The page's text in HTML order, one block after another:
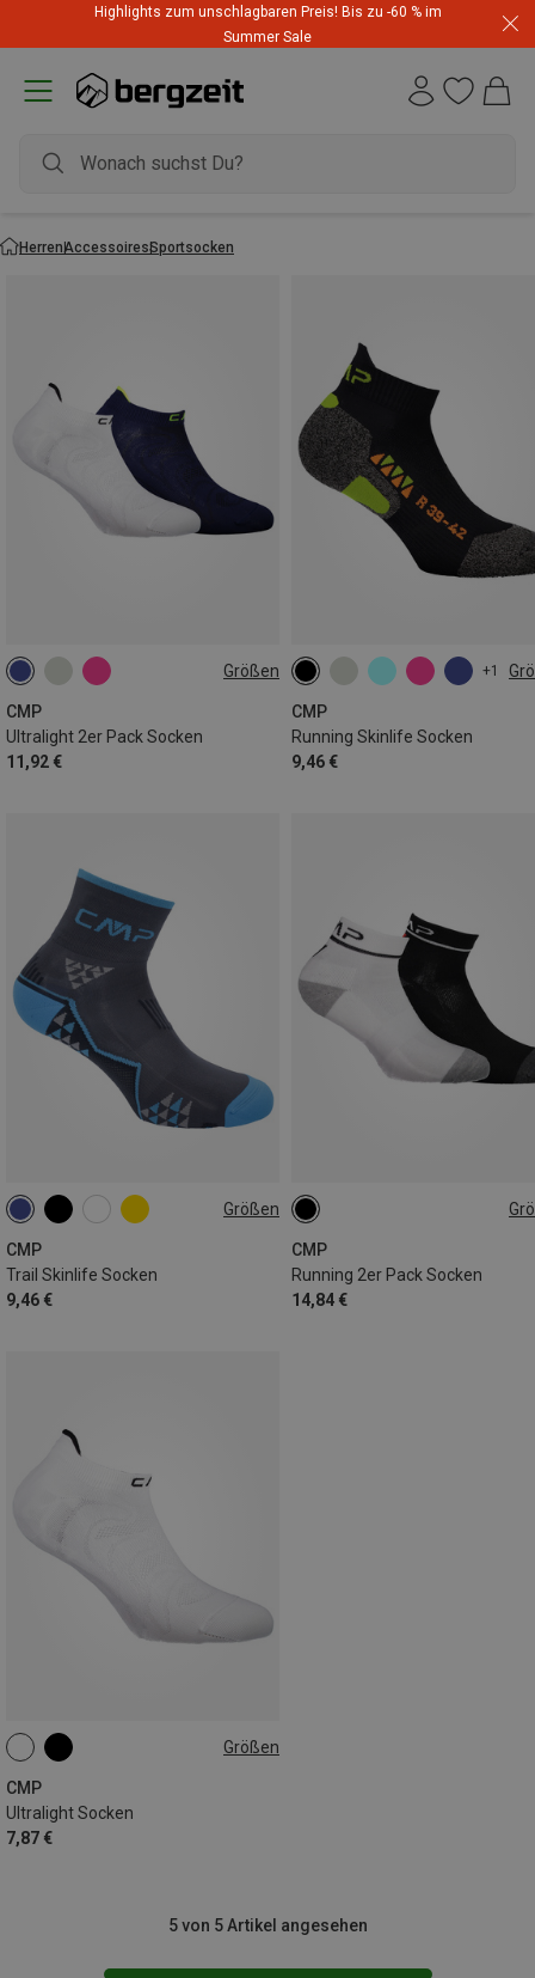
Highlights zum unschlagbaren Preis! Bis zu -60 % im
Summer Sale
HerrenAccessoiresSportsocken
Größen
CMP
Ultralight 2er Pack Socken
11,92 €
36|37|38
43|44|45
+1
CMP
Running Skinlife Socken
9,46 €
36|37|38
39|40|41|42
43|44|45
Größen
CMP
Trail Skinlife Socken
9,46 €
43|44|45 46|47|48
CMP
Running 2er Pack Socken
14,84 €
36|37|38
43|44|45
Größen
CMP
Ultralight Socken
7,87 €
36|37|38
43|44|45
5 von 5 Artikel angesehen